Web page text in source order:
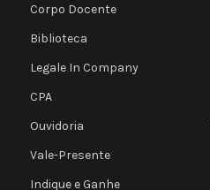
Corpo Docente
Biblioteca
Legale In Company
CPA
Ouvidoria
Vale-Presente
Indique e Ganhe